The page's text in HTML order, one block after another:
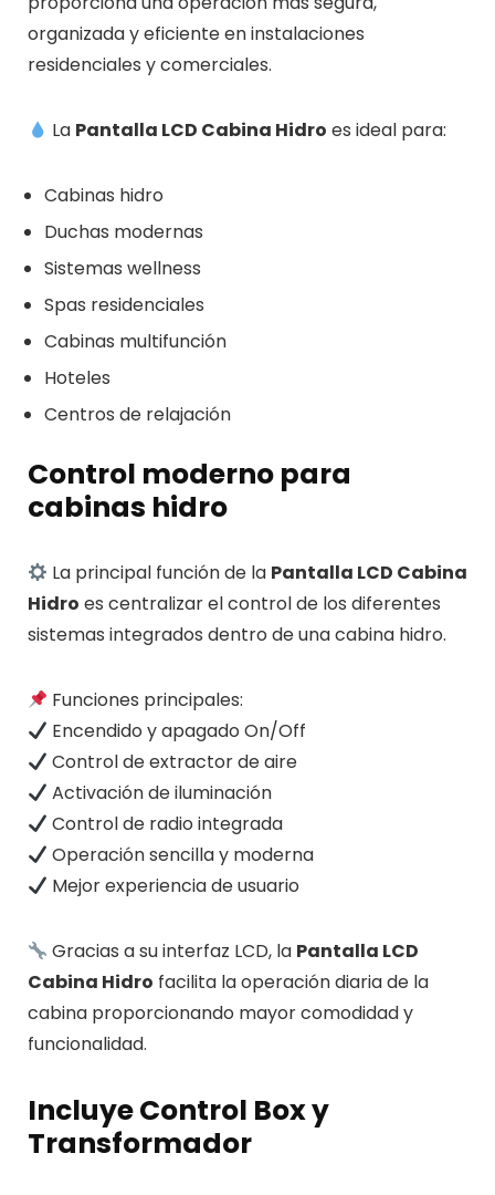
organizada y eficiente en instalaciones
residenciales y comerciales.
La Pantalla LCD Cabina Hidro es ideal para:
Cabinas hidro
Duchas modernas
Sistemas wellness
Spas residenciales
Cabinas multifunción
Hoteles
Centros de relajación
Control moderno para
cabinas hidro
La principal función de la Pantalla LCD Cabina
Hidro es centralizar el control de los diferentes
sistemas integrados dentro de una cabina hidro.
Funciones principales:
Encendido y apagado On/Off
Control de extractor de aire
Activación de iluminación
Control de radio integrada
Operación sencilla y moderna
Mejor experiencia de usuario
Gracias a su interfaz LCD, la Pantalla LCD
Cabina Hidro facilita la operación diaria de la
cabina proporcionando mayor comodidad y
funcionalidad.
Incluye Control Box y
Transformador